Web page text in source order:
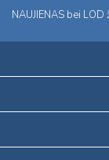
NAUJIENAS bei